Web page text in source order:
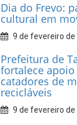
Dia do Frevo:
cultural em
9 de fevereiro de
Prefeitura de
fortalece apoio
catadores de
recicláveis
9 de fevereiro de